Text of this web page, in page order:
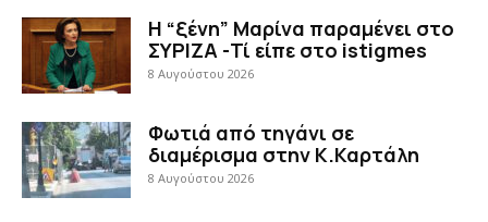
Η “ξένη” Μαρίνα παραμένει στο
ΣΥΡΙΖΑ -Τί είπε στο istigmes
8 Αυγούστου 2026
Φωτιά από τηγάνι σε
διαμέρισμα στην Κ.Καρτάλη
8 Αυγούστου 2026